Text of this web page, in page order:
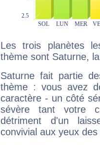
Les trois planètes
thème sont Saturne,
Saturne fait partie
thème : vous avez
caractère - un côté
sévère tant votre
détriment d'un
convivial aux yeux